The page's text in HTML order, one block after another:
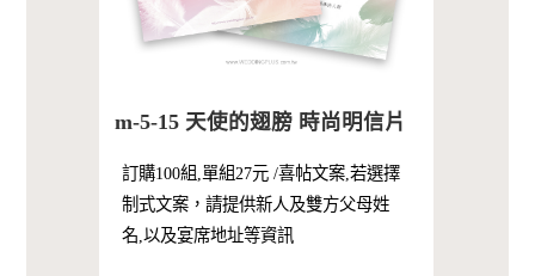
m-5-15 天使的翅膀 時尚明信片
訂購100組,單組27元 /喜帖文案,若選擇
制式文案，請提供新人及雙方父母姓
名,以及宴席地址等資訊